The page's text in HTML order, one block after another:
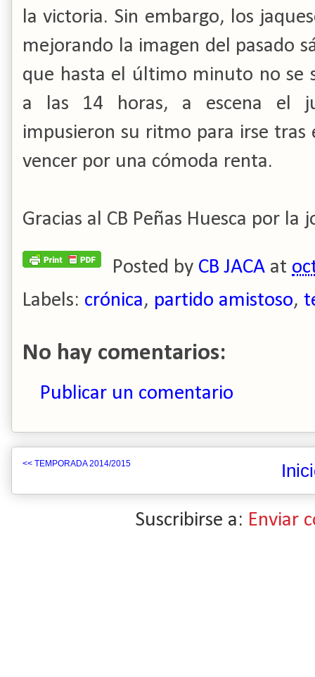
la victoria. Sin embargo, los
mejorando la imagen del pasado
que hasta el último minuto no se
a las 14 horas, a escena el
impusieron su ritmo para irse tras
vencer por una cómoda renta.
Gracias al CB Peñas Huesca por
Posted by CB JACA at
Labels: crónica, partido amistoso,
No hay comentarios:
Publicar un comentario
<< TEMPORADA 2014/2015
Suscribirse a: Enviar